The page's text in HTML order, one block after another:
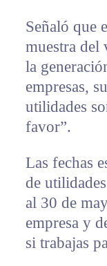
Señaló que
muestra del
la
empresas,
utilidades
favor”.
Las fechas
de
al 30 de
empresa y
si trabajas